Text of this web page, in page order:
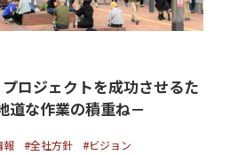
ロジェクトを成功させるた
道な作業の積重ね－
報 #全社方針 #ビジョン